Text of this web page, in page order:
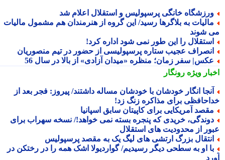
خانگی پرسپولیس و استقلال اعلام شد
به بلاگرها رسید/ این گروه از هنرمندان هم مشمول مالیات
شوند
را این طور نمی شود اداره کرد!
عجیب ستاره پرسپولیسی از حضور در تیم منصوریان
سفر زمان؛ منظره «میدان آزادی» از بالا در سال 56
ویژهرونگار
انگار خودشان با خودشان مساله داشتند/ پیروز: فجر بعد از
برای مذاکره زنگ زد!
آمریکایی برای کاپیتان سابق اسپانیا
خریدی که پنجره بسته نمی خواهد!/ نسخه سهراب برای
از محدودیت های استقلال
بزرگ ارتشی های لیگ یک به مقصد پرسپولیس
او به سطحی دیگر رسیدیم/ گواردیولا اشک همه را در رختکن در